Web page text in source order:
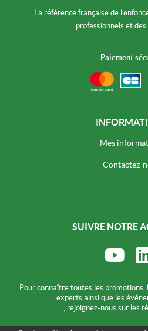
La référence française de
professionnels et
Paiement
Mes
Contactez-
SUIVRE NOTRE
Pour connaître toutes les promotions,
experts ainsi que les
, rejoignez-nous sur les